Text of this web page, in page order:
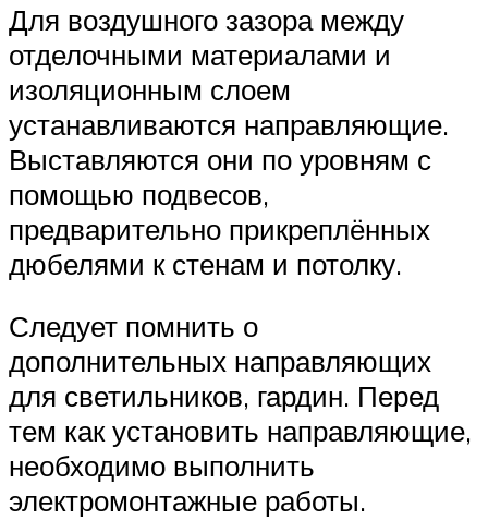
Для воздушного зазора между
отделочными материалами и
изоляционным слоем
устанавливаются направляющие.
Выставляются они по уровням с
помощью подвесов,
предварительно прикреплённых
дюбелями к стенам и потолку.
Следует помнить о
дополнительных направляющих
для светильников, гардин. Перед
тем как установить направляющие,
необходимо выполнить
электромонтажные работы.